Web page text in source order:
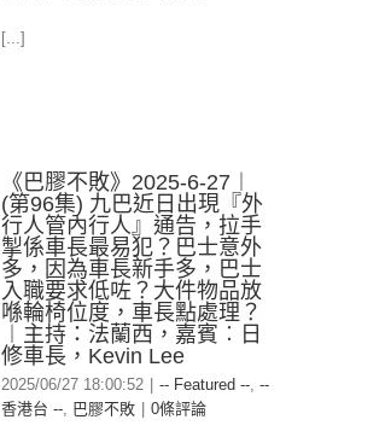
[...]
《巴膠不敗》2025-6-27︱
(第96集) 九巴近日出現『外
行人管內行人』通告，拉手
掣係車長最易犯？巴士意外
多，因為車長新手多，巴士
入職要求低咗？大件物品放
喺輪椅位度，車長點處理？
︱主持：法蘭西，嘉賓︰日
修車長，Kevin Lee
2025/06/27 18:00:52 -- Featured --, --
香港台 --, 巴膠不敗 0條評論